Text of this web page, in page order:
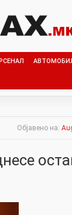
Објавено на: